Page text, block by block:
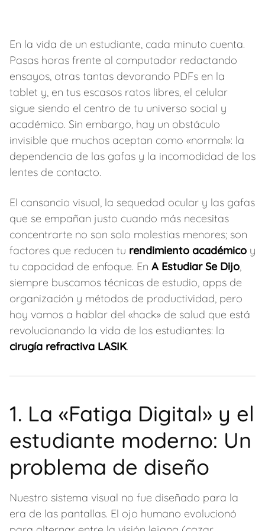
En la vida de un estudiante, cada minuto cuenta.
Pasas horas frente al computador redactando
ensayos, otras tantas devorando PDFs en la
tablet y, en tus escasos ratos libres, el celular
sigue siendo el centro de tu universo social y
académico. Sin embargo, hay un obstáculo
invisible que muchos aceptan como «normal»: la
dependencia de las gafas y la incomodidad de los
lentes de contacto.
El cansancio visual, la sequedad ocular y las gafas
que se empañan justo cuando más necesitas
concentrarte no son solo molestias menores; son
factores que reducen tu rendimiento académico y
tu capacidad de enfoque. En A Estudiar Se Dijo,
siempre buscamos técnicas de estudio, apps de
organización y métodos de productividad, pero
hoy vamos a hablar del «hack» de salud que está
revolucionando la vida de los estudiantes: la
cirugía refractiva LASIK.
1. La «Fatiga Digital» y el
estudiante moderno: Un
problema de diseño
Nuestro sistema visual no fue diseñado para la
era de las pantallas. El ojo humano evolucionó